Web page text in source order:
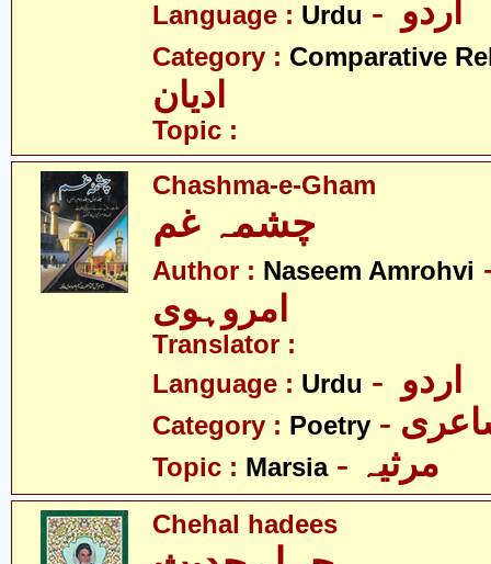
Language : Urdu
Category : Comparative
ادیان
Topic :
Chashma-e-Gham
Author : Naseem Amrohvi
امروہوی
Translator :
Language : Urdu
Category : Poetry
Topic : Marsia
Chehal hadees